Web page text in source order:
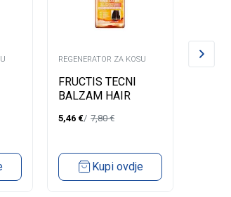
REGENERATOR ZA KOSU
FRUCTIS TECNI
BALZAM HAIR
LONG HAIR
200ML
5,46 € 7,80€
Kupi ovdje